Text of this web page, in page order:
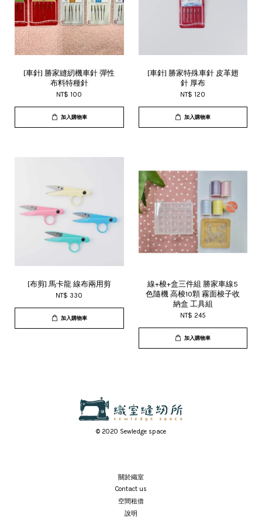
[車針] 勝家縫紉機車針 彈性
布料特種針
NT$ 100
加入購物車
[車針] 勝家特殊車針 皮革翅
針 厚布
NT$ 120
加入購物車
[布剪] 馬卡龍 線布兩用剪
NT$ 330
加入購物車
線+梭+盒三件組 勝家車線5
色隨機 高梭10顆 霧面梭子收
納盒 工具組
NT$ 245
加入購物車
© 2020 Sewledge space
關於織室
Contact us
空間租借
說明